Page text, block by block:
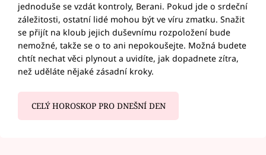
jednoduše se vzdát kontroly, Berani. Pokud jde o srdeční
záležitosti, ostatní lidé mohou být ve víru zmatku. Snažit
se přijít na kloub jejich duševnímu rozpoložení bude
nemožné, takže se o to ani nepokoušejte. Možná budete
chtít nechat věci plynout a uvidíte, jak dopadnete zítra,
než uděláte nějaké zásadní kroky.
CELÝ HOROSKOP PRO DNEŠNÍ DEN